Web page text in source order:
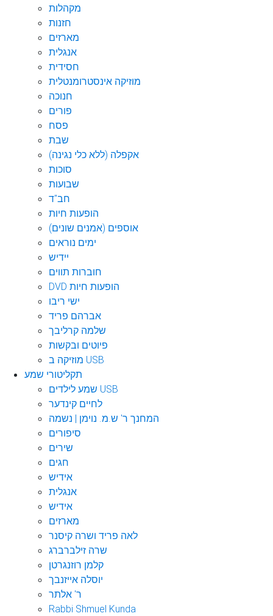
מקהלות
חזנות
מארזים
אנגלית
חסידית
מוזיקה אינסטרומנטלית
חנוכה
פורים
פסח
שבת
אקפלה (ללא כלי נגינה)
סוכות
שבועות
חב"ד
הופעות חיות
אוספים (אמנים שונים)
ימים נוראים
יידיש
חוברות תווים
DVD הופעות חיות
ישי ריבו
אברהם פריד
שלמה קרליבך
פיוטים ובקשות
מוזיקה ב USB
תקליטורי שמע
שמע לילדים USB
לחיים קינדער
המחנך ר' ש.מ. נוימן | נשמה
סיפורים
שירים
חגים
אידיש
אנגלית
אידיש
מארזים
לאה פריד ושרה קיסנר
שרה זילברברג
קלמן רוזנגרטן
יוסלה אייזנבך
ר' אלתר
Rabbi Shmuel Kunda